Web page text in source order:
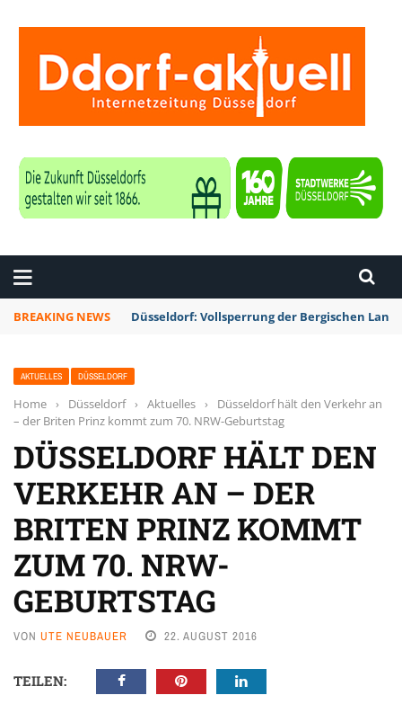
BREAKING NEWS Düsseldorf: Vollsperrung der Bergischen
AKTUELLES DÜSSELDORF
Home › Düsseldorf › Aktuelles ›
Düsseldorf hält den Verkehr an
– der Briten Prinz kommt zum 70. NRW-Geburtstag
DÜSSELDORF HÄLT DEN
VERKEHR AN – DER
BRITEN PRINZ KOMMT
ZUM 70. NRW-
GEBURTSTAG
VON UTE NEUBAUER 22. AUGUST 2016
TEILEN: